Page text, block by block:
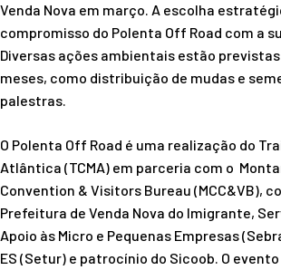
Venda Nova em março. A escolha
compromisso do Polenta Off Road com a
Diversas ações ambientais estão
meses, como distribuição de mudas e
palestras.
O Polenta Off Road é uma realização do
Atlântica (TCMA) em parceria com o
Convention & Visitors Bureau (MCC&VB),
Prefeitura de Venda Nova do Imigrante,
Apoio às Micro e Pequenas Empresas
ES (Setur) e patrocínio do Sicoob. O